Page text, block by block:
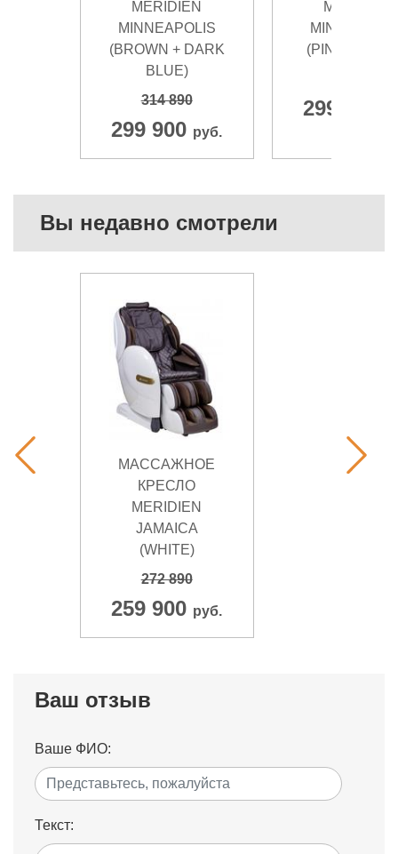
MERIDIEN
MINNEAPOLIS
(BROWN + DARK
BLUE)
314 890
299 900 руб.
MERIDIEN
(PINK +
299 900
Вы недавно смотрели
МАССАЖНОЕ
КРЕСЛО
MERIDIEN
JAMAICA
(WHITE)
272 890
259 900 руб.
Ваш отзыв
Ваше ФИО:
Текст: